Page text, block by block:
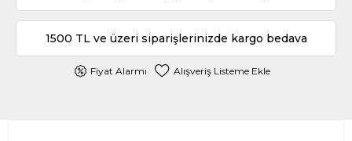
1500 TL ve üzeri siparişlerinizde kargo bedava
Fiyat Alarmı Alışveriş Listeme Ekle